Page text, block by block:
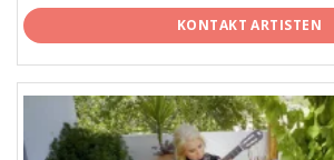
KONTAKT ARTISTEN